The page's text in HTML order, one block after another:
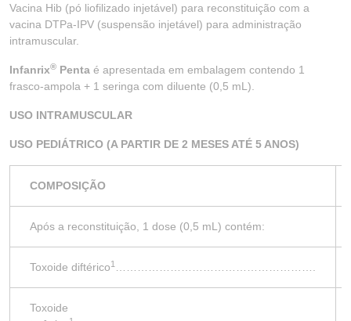
Vacina Hib (pó liofilizado injetável) para reconstituição com a
vacina DTPa-IPV (suspensão injetável) para administração
intramuscular.
Infanrix® Penta é apresentada em embalagem contendo 1
frasco-ampola + 1 seringa com diluente (0,5 mL).
USO INTRAMUSCULAR
USO PEDIÁTRICO (A PARTIR DE 2 MESES ATÉ 5 ANOS)
COMPOSIÇÃO
Após a reconstituição, 1 dose (0,5 mL) contém:
Toxoide diftérico1
Toxoide